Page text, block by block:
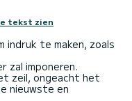
tekst zien
indruk te maken, zoals
zal imponeren.
zeil, ongeacht het
nieuwste en